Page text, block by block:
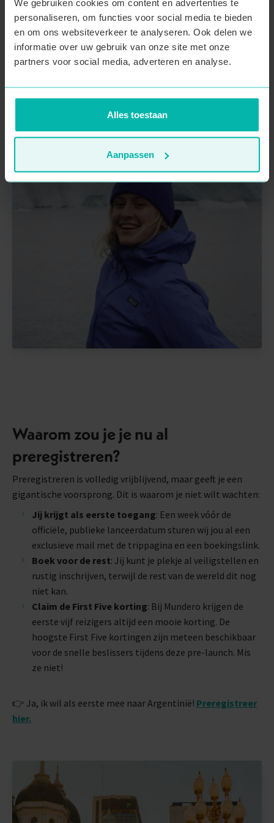
We gebruiken cookies om content en advertenties te
personaliseren, om functies voor social media te bieden
en om ons websiteverkeer te analyseren. Ook delen we
informatie over uw gebruik van onze site met onze
partners voor social media, adverteren en analyse.
Alles toestaan
Aanpassen
werken. Ze begeleidde zelf al onze Patagonië wandelreis en
is een absolute expert als het gaat om Argentinië en
Latijns-Amerika. Van de leukste verblijfplaatsen tot de
tofste activiteiten en van de meest uitdagende hikes:
Margo zoekt alles tot op de bodem uit zodat jij zorgeloos
Waarom zou je je nu al
preregistreren?
Preregistreren is volledig vrijblijvend, maar geeft je een
gigantische voorsprong. Dit is waarom je niet wilt wachten:
Jij krijgt als eerste toegang: Een week vóór de
officiële, publieke lanceerdatum sturen wij jou al een
exclusieve mail met de trippagina en een boekingslink.
Boek voor de rest: Jij kunt je plekje al veiligstellen en
rustig inschrijven, terwijl de rest van de wereld dit nog
niet kan.
Claim de First Five korting: Bij Mundero krijgen de
eerste vijf reizigers altijd een mooie korting. De
hoogste First Five kortingen zijn meteen beschikbaar
voor de snelle beslissers tijdens deze pre-launch. Mis
ze niet!
👉 Ja, ik wil als eerste mee naar Argentinië! Preregistreer
hier.